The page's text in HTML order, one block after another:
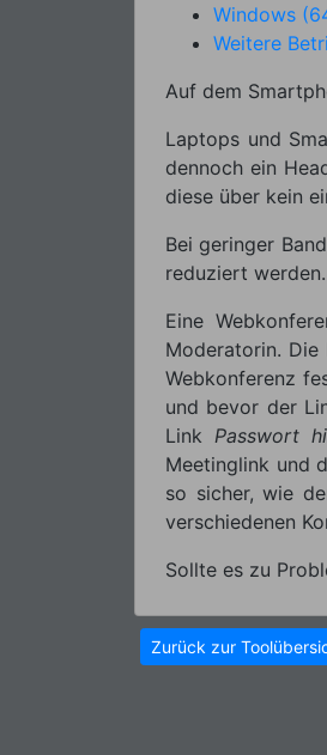
Windows
Weitere
Auf dem
Laptops und
dennoch ein
diese über kein
Bei geringer
reduziert werden.
Eine
Moderatorin.
Webkonferenz
und bevor der
Link Passwort
Meetinglink und
so sicher, wie
verschiedenen
Sollte es zu
Zurück zur